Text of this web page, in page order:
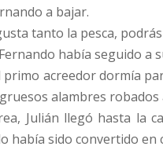
a bajar.
tanto la pesca,
había seguido a
acreedor dormía
alambres robados
Julián llegó hasta la
había sido convertido en